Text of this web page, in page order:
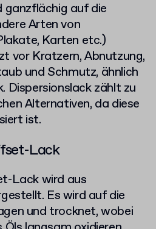
ganzflächig auf die
Arten von
Karten etc.)
vor Kratzern, Abnutzung,
und Schmutz, ähnlich
Dispersionslack zählt zu
Alternativen, da diese
ist.
Lack
Lack wird aus
Es wird auf die
und trocknet, wobei